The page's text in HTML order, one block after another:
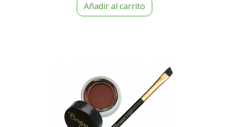
Añadir al carrito